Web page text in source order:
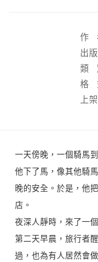
作
出版
社：
類
格
上架
一天傍晚，一個騎馬
他下了馬，像其他騎
晚的安全。於是，他
店。
夜深人靜時，來了一
第二天早晨，旅行者
過，也為有人居然會